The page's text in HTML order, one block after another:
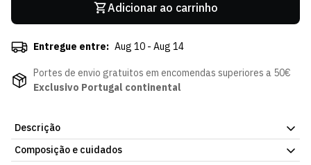
Adicionar ao carrinho
Entregue entre: Aug 10 - Aug 14
Portes de envio gratuitos em encomendas superiores a 50€
Exclusivo Portugal continental
Descrição
T-shirt Branca Tie Dye. Uma peça fácil de usar, dentro ou fora de
Composição e cuidados